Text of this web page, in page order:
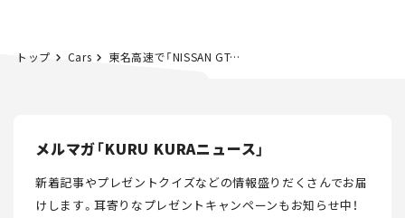
トップ Cars 東名高速で「NISSAN GT-R」2020年モデルに試乗できるイベントが開催！
メルマガ「KURU KURAニュース」
新着記事やプレゼントクイズなどの情報盛りだくさんでお届
けします。耳寄りなプレゼントキャンペーンもお知らせ中！